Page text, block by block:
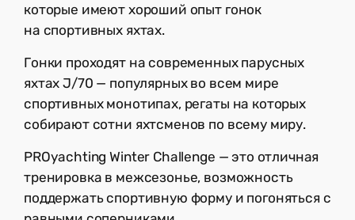
которые имеют хороший опыт гонок
на спортивных яхтах.
Гонки проходят на современных парусных
яхтах J/70 — популярных во всем мире
спортивных монотипах, регаты на которых
собирают сотни яхтсменов по всему миру.
PROyachting Winter Challenge — это отличная
тренировка в межсезонье, возможность
поддержать спортивную форму и погоняться с